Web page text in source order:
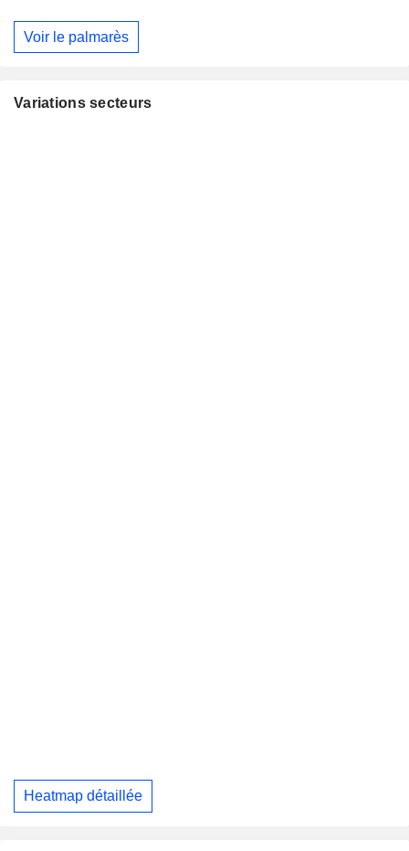
Voir le palmarès
Variations secteurs
Heatmap détaillée